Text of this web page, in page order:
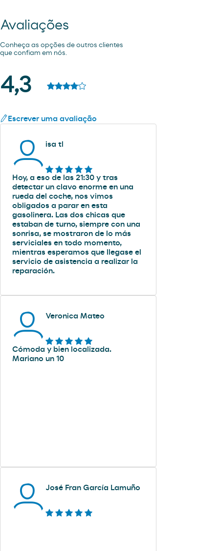
Avaliações
Conheça as opções de outros clientes
que confiam em nós.
4,3
Escrever uma avaliação
isa tl
Hoy, a eso de las 21:30 y tras
detectar un clavo enorme en una
rueda del coche, nos vimos
obligados a parar en esta
gasolinera. Las dos chicas que
estaban de turno, siempre con una
sonrisa, se mostraron de lo más
serviciales en todo momento,
mientras esperamos que llegase el
servicio de asistencia a realizar la
reparación.
Veronica Mateo
Cómoda y bien localizada.
Mariano un 10
José Fran García Lamuño